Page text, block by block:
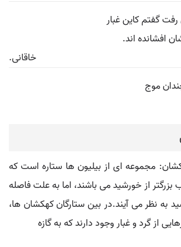
گفتم کاین غبار
افشانده اند.
خاقانی.
موج
مجموعه ای از بیلیون ها ستاره است که
بزرگتر از خورشید می باشند، اما به علت فاصله
به نظر می آیند.در بین ستارگان کهکشان ها،
از گرد و غبار وجود دارند که به گازه